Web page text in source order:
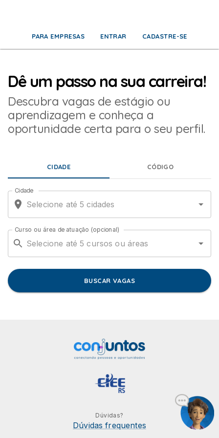
PARA EMPRESAS ENTRAR CADASTRE-SE
Dê um passo na sua carreira!
Descubra vagas de estágio ou
aprendizagem e conheça a
oportunidade certa para o seu perfil.
CIDADE CÓDIGO
Cidade
Curso ou área de atuação (opcional)
BUSCAR VAGAS
Dúvidas?
Dúvidas frequentes